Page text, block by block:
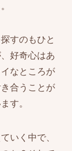
すのもひと
好奇心はあ
なところが
合うことが
す。
いく中で、